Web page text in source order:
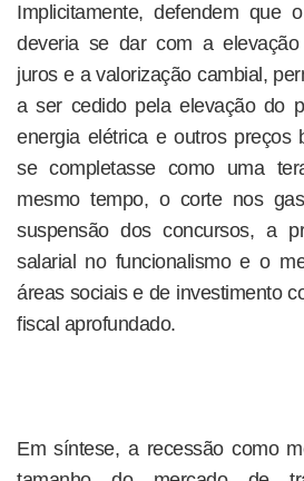
Implicitamente, defendem que
deveria se dar com a
juros e a valorização cambial,
a ser cedido pela elevação do
energia elétrica e outros preços
se completasse como uma
mesmo tempo, o corte nos
suspensão dos concursos, a
salarial no funcionalismo e o
áreas sociais e de investimento
fiscal aprofundado.
Em síntese, a recessão como